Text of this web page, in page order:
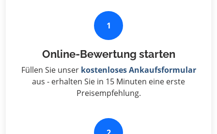
1
Online-Bewertung starten
Füllen Sie unser kostenloses Ankaufsformular
aus - erhalten Sie in 15 Minuten eine erste
Preisempfehlung.